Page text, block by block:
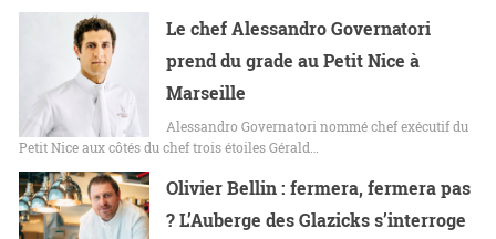
Le chef Alessandro Governatori
prend du grade au Petit Nice à
Marseille
Alessandro Governatori nommé chef exécutif du
Petit Nice aux côtés du chef trois étoiles Gérald…
Olivier Bellin : fermera, fermera pas
? L’Auberge des Glazicks s’interroge